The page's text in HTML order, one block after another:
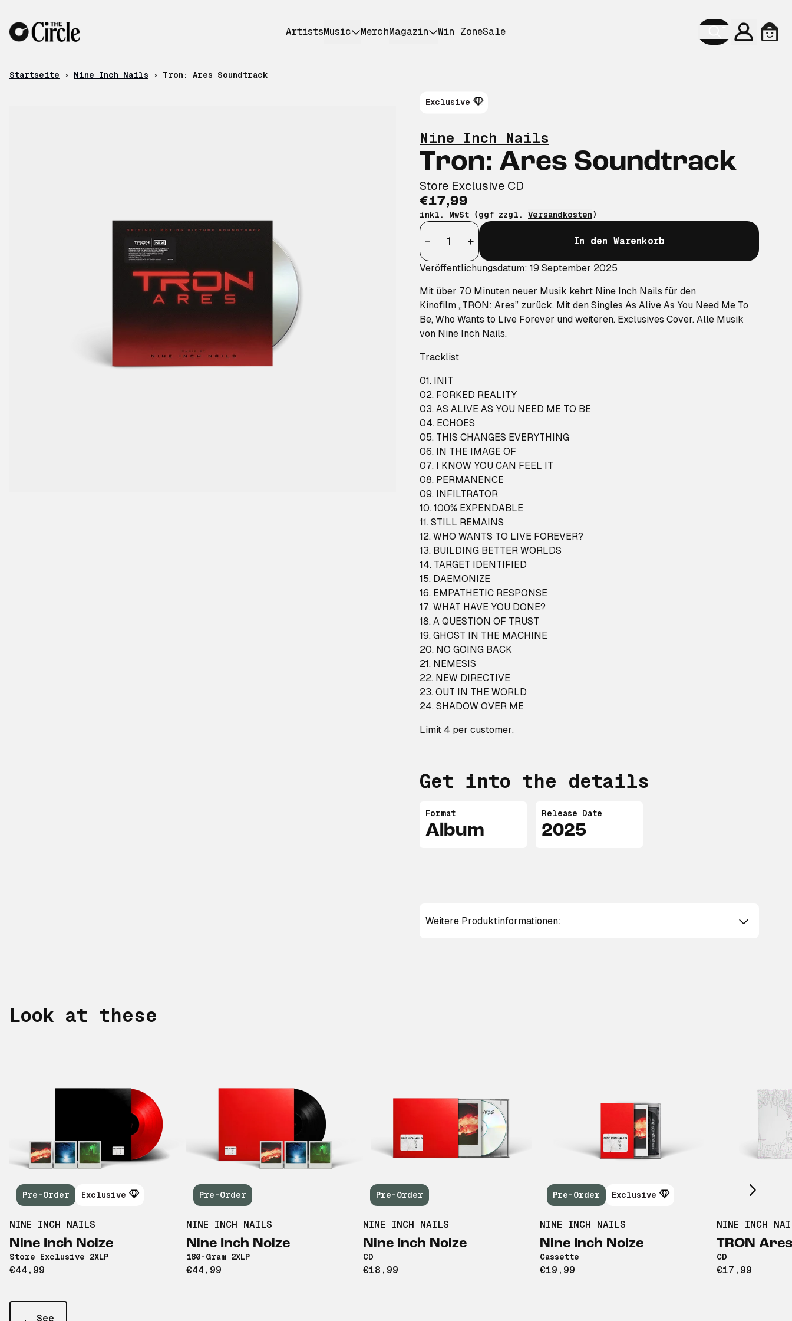
ArtistsMusic MerchMagazin Win ZoneSale
Konto
Startseite › Nine Inch Nails › Tron: Ares Soundtrack
Nine Inch Nails
Tron: Ares Soundtrack
Store Exclusive CD
€17,99
inkl. MwSt (ggf zzgl. Versandkosten)
Anzahl
-
+ In den Warenkorb
Veröffentlichungsdatum: 19 September 2025
Mit über 70 Minuten neuer Musik kehrt Nine Inch Nails für den
Kinofilm „TRON: Ares” zurück. Mit den Singles As Alive As You Need Me To
Be, Who Wants to Live Forever und weiteren. Exclusives Cover. Alle Musik
von Nine Inch Nails.
Tracklist
01. INIT
02. FORKED REALITY
03. AS ALIVE AS YOU NEED ME TO BE
04. ECHOES
05. THIS CHANGES EVERYTHING
06. IN THE IMAGE OF
07. I KNOW YOU CAN FEEL IT
08. PERMANENCE
09. INFILTRATOR
10. 100% EXPENDABLE
11. STILL REMAINS
12. WHO WANTS TO LIVE FOREVER?
13. BUILDING BETTER WORLDS
14. TARGET IDENTIFIED
15. DAEMONIZE
16. EMPATHETIC RESPONSE
17. WHAT HAVE YOU DONE?
18. A QUESTION OF TRUST
19. GHOST IN THE MACHINE
20. NO GOING BACK
21. NEMESIS
22. NEW DIRECTIVE
23. OUT IN THE WORLD
24. SHADOW OVER ME
Limit 4 per customer.
Get into the details
Format
Album
Release Date
2025
Exclusive
Weitere Produktinformationen:
Look at these
Pre-Order Exclusive
NINE INCH NAILS
Nine Inch Noize
Store Exclusive 2XLP
€44,99
Pre-Order
NINE INCH NAILS
Nine Inch Noize
180-Gram 2XLP
€44,99
Pre-Order
NINE INCH NAILS
Nine Inch Noize
CD
€18,99
Pre-Order Exclusive
NINE INCH NAILS
Nine Inch Noize
Cassette
€19,99
NINE INCH
TRON
CD
€17,99
Scroll right
See